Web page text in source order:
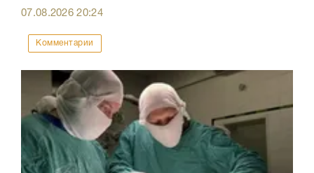
07.08.202620:24
Комментарии